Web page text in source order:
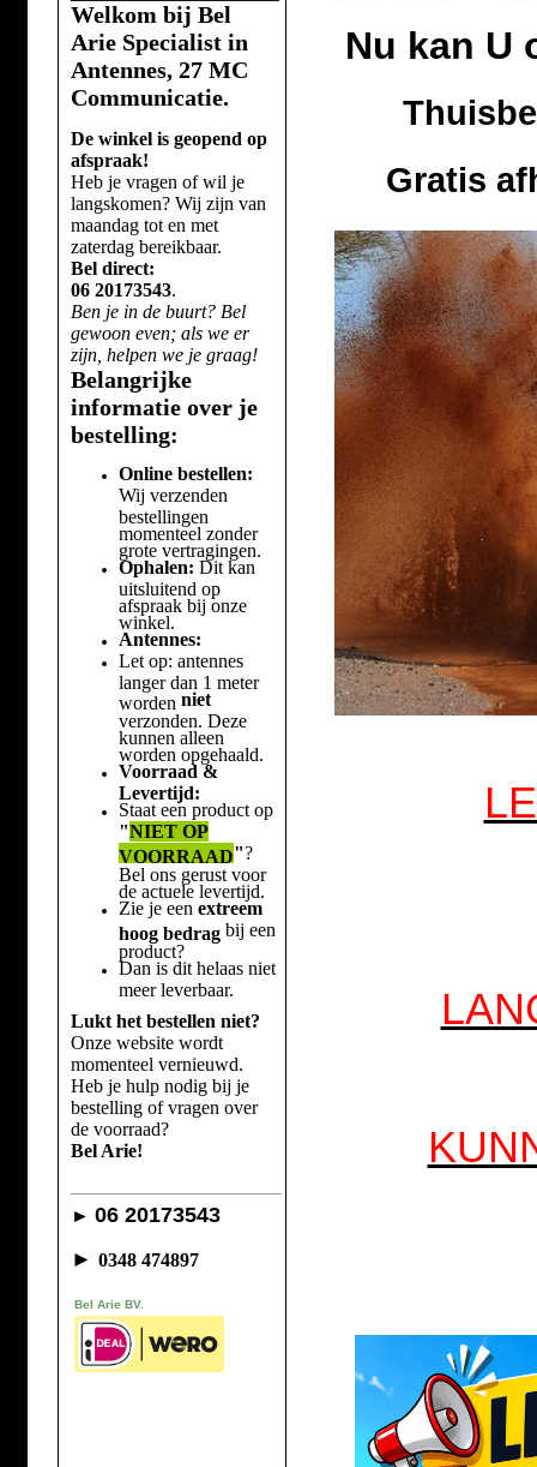
Welkom bij Bel
Arie Specialist in
Antennes, 27 MC
Communicatie.
De winkel is geopend op
afspraak!
Heb je vragen of wil je
langskomen? Wij zijn van
maandag tot en met
zaterdag bereikbaar.
Bel direct:
06 20173543.
Ben je in de buurt? Bel
gewoon even; als we er
zijn, helpen we je graag!
Belangrijke
informatie over je
bestelling:
Online bestellen:
Wij verzenden
bestellingen
momenteel zonder
grote vertragingen.
Ophalen: Dit kan
uitsluitend op
afspraak bij onze
winkel.
Antennes:
Let op: antennes
langer dan 1 meter
worden niet
verzonden. Deze
kunnen alleen
worden opgehaald.
Voorraad &
Levertijd:
Staat een product op
"NIET OP
VOORRAAD"?
Bel ons gerust voor
de actuele levertijd.
Zie je een extreem
hoog bedragbij een
product?
Dan is dit helaas niet
meer leverbaar.
Lukt het bestellen niet?
Onze website wordt
momenteel vernieuwd.
Heb je hulp nodig bij je
bestelling of vragen over
de voorraad?
Bel Arie!
► 06 20173543
► 0348 474897
Bel Arie BV.
Nu kan U
Gratis